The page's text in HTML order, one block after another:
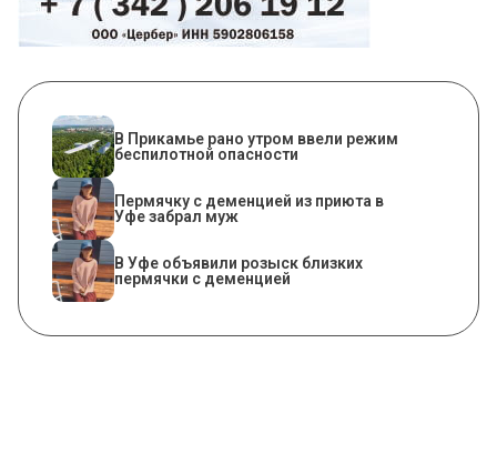
​В Прикамье рано утром ввели режим
беспилотной опасности
Пермячку с деменцией из приюта в
Уфе забрал муж
В Уфе объявили розыск близких
пермячки с деменцией